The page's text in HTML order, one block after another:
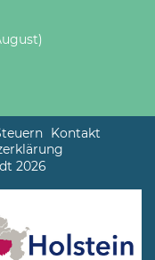
Kontakt
2026